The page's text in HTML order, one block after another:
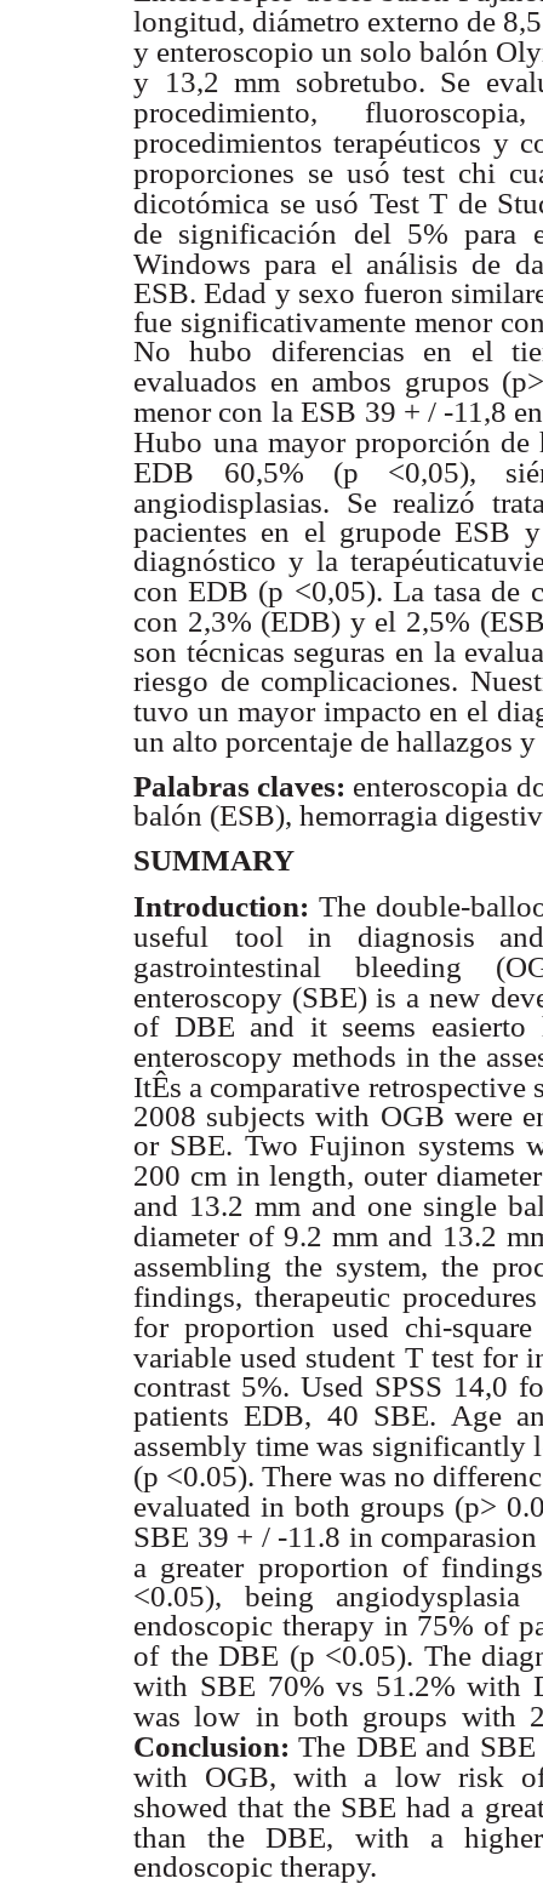
longitud, diámetro externo de
y enteroscopio un solo balón
y 13,2 mm sobretubo. Se
procedimiento,
procedimientos terapéuticos y
proporciones se usó test chi
dicotómica se usó Test T de
de significación del 5% para
Windows para el análisis de
ESB. Edad y sexo fueron
fue significativamente menor
No hubo diferencias en el
evaluados en ambos grupos
menor con la ESB 39 + / -11,8
Hubo una mayor proporción de
EDB
60,5% (p <0,05),
angiodisplasias. Se realizó
pacientes en el grupode
diagnóstico y la
con EDB (p <0,05). La tasa de
con 2,3% (EDB) y el 2,5%
son técnicas seguras en la
riesgo de complicaciones.
tuvo un mayor impacto en el
un alto porcentaje de hallazgos
Palabras claves: enteroscopia
balón (ESB), hemorragia
SUMMARY
Introduction: The double-
useful
tool in diagnosis
gastrointestinal
bleeding
enteroscopy (SBE) is a new
of DBE and it seems
enteroscopy methods in the
ItÊs a comparative retrospective
2008 subjects with OGB were
or SBE. Two Fujinon systems
200 cm in length, outer
and 13.2 mm and one single
diameter of 9.2 mm and 13.2
assembling the system, the
findings, therapeutic
for proportion used chi-
variable used student T test for
contrast 5%. Used SPSS 14,0
patients EDB, 40 SBE. Age
assembly time was
(p <0.05). There was no
evaluated in both groups (p>
SBE 39 + / -11.8 in
a greater proportion of
<0.05), being
endoscopic therapy in 75% of
of the DBE (p <0.05). The
with SBE 70% vs 51.2% with
was low in both groups with
Conclusion:The DBE and SBE
with OGB, with a
low risk of
showed that the SBE had a
than the DBE, with a higher
endoscopic therapy.